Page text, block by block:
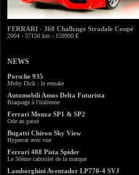
FERRARI - 360 Challenge Stradale Coupé
2004 - 57150 km - 159900 €
NEWS
Porsche 935
Moby Dick : le remake
Automobili Amos Delta Futurista
Braquage à l'italienne
Ferrari Monza SP1 & SP2
Ode au passé
Bugatti Chiron Sky View
Hypercar avec vue
Ferrari 488 Pista Spider
Le 50ème cabriolet de la marque
Lamborghini Aventador LP770-4 SVJ